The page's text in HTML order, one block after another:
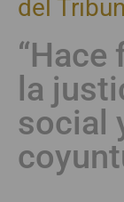
del
la
social